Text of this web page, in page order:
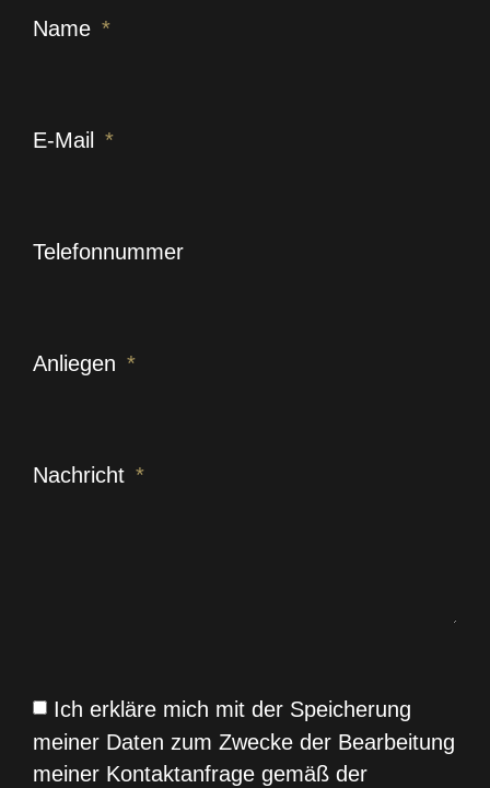
Name
E-Mail
Telefonnummer
Anliegen
Nachricht
Ich erkläre mich mit der Speicherung
meiner Daten zum Zwecke der Bearbeitung
meiner Kontaktanfrage gemäß der